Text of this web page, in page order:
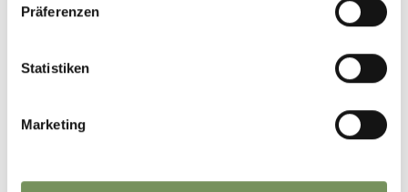
Präferenzen
Statistiken
Marketing